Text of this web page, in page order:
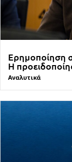
Ερημοποίηση
Η
Αναλυτικά